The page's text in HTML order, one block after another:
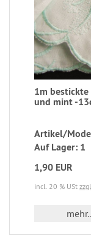
1m
und mint -
Artikel/
Auf Lager: 1
1,90 EUR
incl. 20 % USt